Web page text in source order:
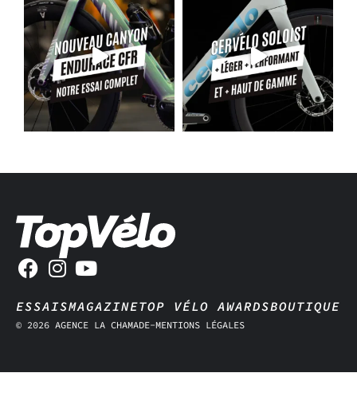
ESSAISMAGAZINETOP VÉLO AWARDSBOUTIQUE
© 2026 AGENCE LA CHAMADE-MENTIONS LÉGALES